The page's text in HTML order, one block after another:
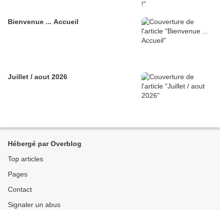
Bienvenue ... Accueil
Juillet / aout 2026
Hébergé par Overblog
Top articles
Pages
Contact
Signaler un abus